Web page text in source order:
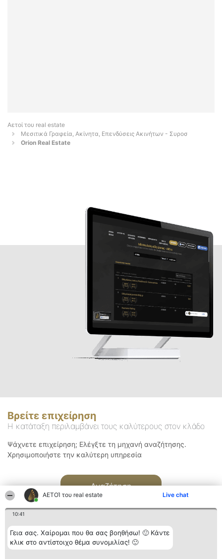
ΑΕΤΟΊ του real estate Live chat
10:41
Γεια σας. Χαίρομαι που θα σας βοηθήσω! 🙂 Κάντε
κλικ στο αντίστοιχο θέμα συνομιλίας! 🙂
Αετοί του real estate
Μεσιτικά Γραφεία, Ακίνητα, Επενδύσεις Ακινήτων - Συροσ
Orion Real Estate
Βρείτε επιχείρηση
Η κατάταξη περιλαμβάνει τους καλύτερους στον κλάδο
Ψάχνετε επιχείρηση; Ελέγξτε τη μηχανή αναζήτησης.
Χρησιμοποιήστε την καλύτερη υπηρεσία
Αναζήτηση